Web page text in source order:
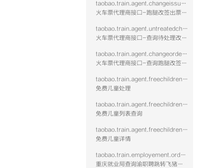
taobao.train.agent.changeissue.confirm.vtwo
火车票代理商接口-跑腿改签出票回填-含鉴权校验
taobao.train.agent.untreatedchange.query.vtwo
火车票代理商接口-查询待处理改签单列表-含鉴权校验
taobao.train.agent.changeorderdetail.query.vtwo
火车票代理商接口-查询跑腿改签订单详情-含鉴权校验
taobao.train.agent.freechildrendeal.confirm.vtwo
免费儿童处理
taobao.train.agent.freechildrenlist.query.vtwo
免费儿童列表查询
taobao.train.agent.freechildrendetail.query.vtwo
免费儿童详情
taobao.train.employement.order.query
重庆就业局查询渝职聘跳转飞猪下单的火车票订单